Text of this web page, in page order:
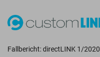
Fallbericht: directLINK 1/2020